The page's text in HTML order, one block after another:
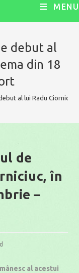
MENU
debut al
din 18
al lui Radu
de
în
–
al acestui